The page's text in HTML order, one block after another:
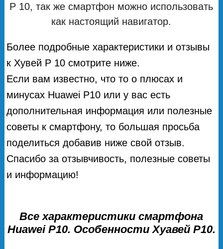
Р 10, так же смартфон можно использовать
как настоящий навигатор.
Более подробные характеристики и отзывы
к Хувей Р 10 смотрите ниже.
Если вам известно, что то о плюсах и
минусах Huawei P10 или у вас есть
дополнительная информация или полезные
советы к смартфону, то большая просьба
поделиться добавив ниже свой отзыв.
Спасибо за отзывчивость, полезные советы
и информацию!
Все характеристики смартфона
Huawei P10. Особенности Хуавей Р10.